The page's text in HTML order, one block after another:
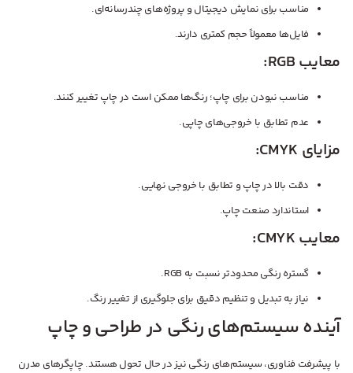
مناسب برای نمایش دیجیتال و پروژه‌های چندرسانه‌ای.
فایل‌ها معمولاً حجم کمتری دارند.
معایب RGB:
مناسب نبودن برای چاپ؛ رنگ‌ها ممکن است در چاپ تغییر کنند.
عدم تطابق با خروجی‌های چاپی.
مزایای CMYK:
دقت بالا در چاپ و تطابق با خروجی نهایی.
استاندارد صنعت چاپ.
معایب CMYK:
گستره رنگی محدودتر نسبت به RGB.
نیاز به تبدیل و تنظیم دقیق برای جلوگیری از تغییر رنگ.
آینده سیستم‌های رنگی در طراحی و چاپ
با پیشرفت فناوری، سیستم‌های رنگی نیز در حال تحول هستند. چاپگرهای مدرن